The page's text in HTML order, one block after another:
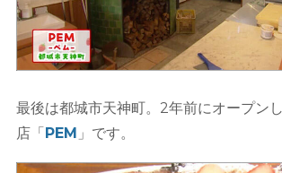
最後は都城市天神町。2年前にオープン
店「PEM 」です。